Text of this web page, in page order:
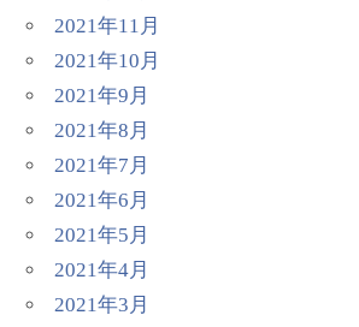
2021年11月
2021年10月
2021年9月
2021年8月
2021年7月
2021年6月
2021年5月
2021年4月
2021年3月